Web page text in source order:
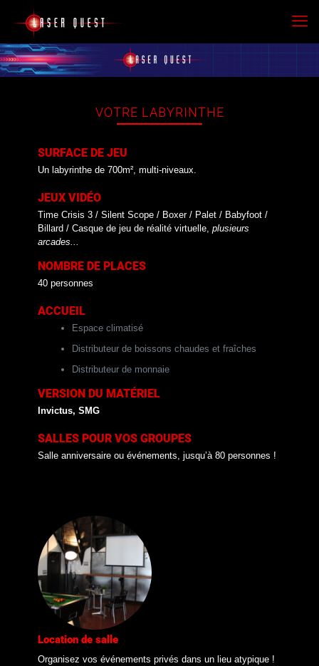
VOTRE LABYRINTHE
SURFACE DE JEU
Un labyrinthe de 700m², multi-niveaux.
JEUX VIDÉO
Time Crisis 3 / Silent Scope / Boxer / Palet / Babyfoot /
Billard / Casque de jeu de réalité virtuelle, plusieurs
arcades...
NOMBRE DE PLACES
40 personnes
ACCUEIL
Espace climatisé
Distributeur de boissons chaudes et fraîches
Distributeur de monnaie
VERSION DU MATÉRIEL
Invictus, SMG
SALLES POUR VOS GROUPES
Salle anniversaire ou événements, jusqu’à 80 personnes !
Location de salle
Organisez vos événements privés dans un lieu atypique !